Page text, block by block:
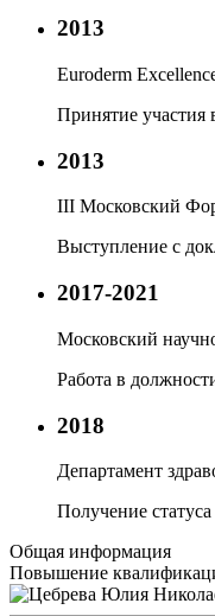
2013
Euroderm
Принятие участия
2013
III Московский
Выступление с
2017-2021
Московский
Работа в
2018
Департамент
Получение
Общая информация
Повышение